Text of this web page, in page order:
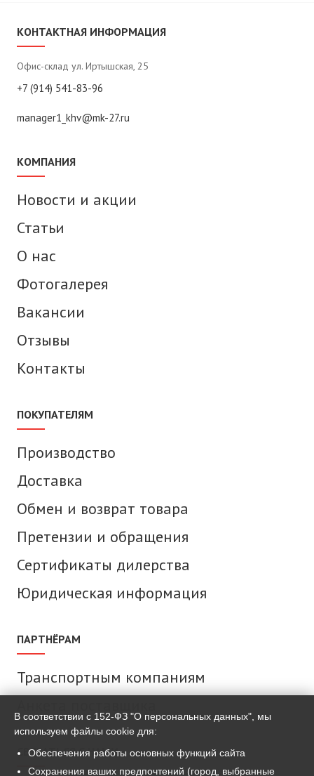
КОНТАКТНАЯ ИНФОРМАЦИЯ
Офис-склад ул. Иртышская, 25
+7 (914) 541-83-96
manager1_khv@mk-27.ru
КОМПАНИЯ
Новости и акции
Статьи
О нас
Фотогалерея
Вакансии
Отзывы
Контакты
ПОКУПАТЕЛЯМ
Производство
Доставка
Обмен и возврат товара
Претензии и обращения
Сертификаты дилерства
Юридическая информация
ПАРТНЁРАМ
Транспортным компаниям
СВЯЗАТЬСЯ С НАМИ
В соответствии с 152-ФЗ "О персональных данных", мы
используем файлы cookie для:
Обеспечения работы основных функций сайта
Сохранения ваших предпочтений (город, выбранные